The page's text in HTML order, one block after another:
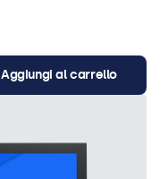
Aggiungi al carrello